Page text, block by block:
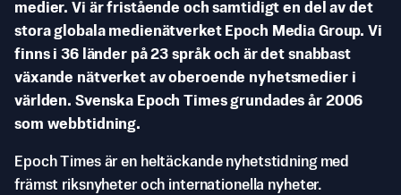
medier. Vi är fristående och samtidigt en del av det
stora globala medienätverket Epoch Media Group. Vi
finns i 36 länder på 23 språk och är det snabbast
växande nätverket av oberoende nyhetsmedier i
världen. Svenska Epoch Times grundades år 2006
som webbtidning.
Epoch Times är en heltäckande nyhetstidning med
främst riksnyheter och internationella nyheter.